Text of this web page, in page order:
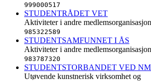
999000517
STUDENTRÅDET VET
Aktiviteter i andre
985322589
STUDENTSAMFUNNET I ÅS
Aktiviteter i andre
983787320
STUDENTSTORBANDET VED
Utøvende kunstnerisk virksomhet og